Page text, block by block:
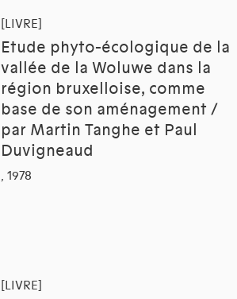
[LIVRE]
Etude phyto-écologique de la
vallée de la Woluwe dans la
région bruxelloise, comme
base de son aménagement /
par Martin Tanghe et Paul
Duvigneaud
, 1978
[LIVRE]